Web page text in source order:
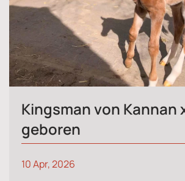
Kingsman von Kannan
geboren
10 Apr, 2026